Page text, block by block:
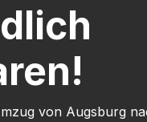
von Augsburg